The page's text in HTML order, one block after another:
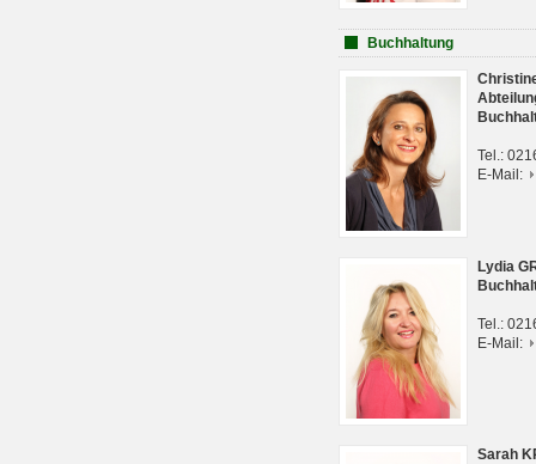
Buchhaltung
Tel.:
E-Mail:
Lydia
Tel.:
E-Mail:
Sarah